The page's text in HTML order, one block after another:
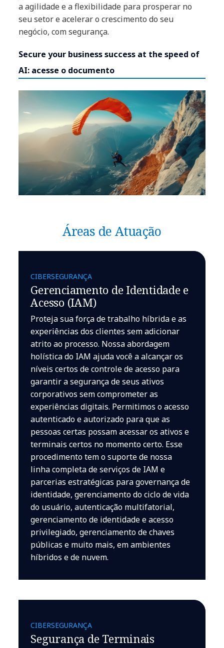
a agilidade e a flexibilidade para prosperar no
seu setor e acelerar o crescimento do seu
negócio, com segurança.
Secure your business success at the speed of
AI: acesse o documento
Áreas de Atuação
CIBERSEGURANÇA
Gerenciamento de Identidade e
Acesso (IAM)
Proteja sua força de trabalho híbrida e as
experiências dos clientes sem adicionar
atrito ao processo. Nossa abordagem
holística do IAM ajuda você a alcançar os
níveis certos de controle de acesso para
garantir a segurança de seus ativos
corporativos sem comprometer as
experiências digitais. Permitimos o acesso
autenticado e autorizado para que as
pessoas certas possam acessar os ativos e
terminais certos no momento certo. Esse
procedimento tem o suporte de nossa
linha completa de serviços de IAM e
parcerias estratégicas para governança de
identidade, gerenciamento do ciclo de vida
do usuário, autenticação multifatorial,
gerenciamento de identidade e acesso
privilegiado, gerenciamento de chaves
públicas e muito mais, em ambientes
híbridos e de nuvem.
CIBERSEGURANÇA
Segurança de Terminais